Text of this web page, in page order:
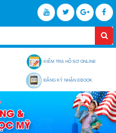
KIỂM TRA HỒ SƠ ONLINE
ĐĂNG KÝ NHẬN EBOOK